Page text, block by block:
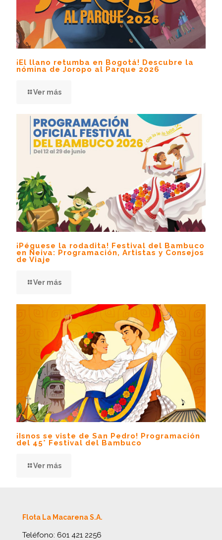
¡El llano retumba en Bogotá! Descubre la
nómina de Joropo al Parque 2026
Ver más
¡Péguese la rodadita! Festival del Bambuco
en Neiva: Programación, Artistas y Consejos
de Viaje
Ver más
¡Isnos se viste de San Pedro! Programación
del 45° Festival del Bambuco
Ver más
Flota La Macarena S.A.
Teléfono: 601 421 2256